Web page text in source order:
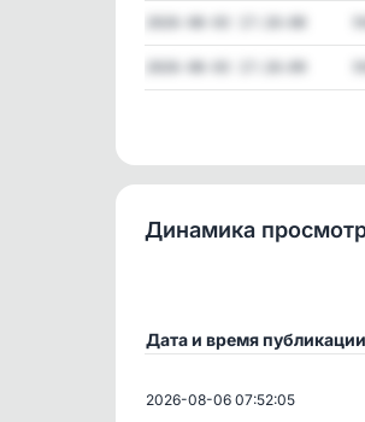
Динамика
Дата и время публикации
2026-08-06 07:52:05